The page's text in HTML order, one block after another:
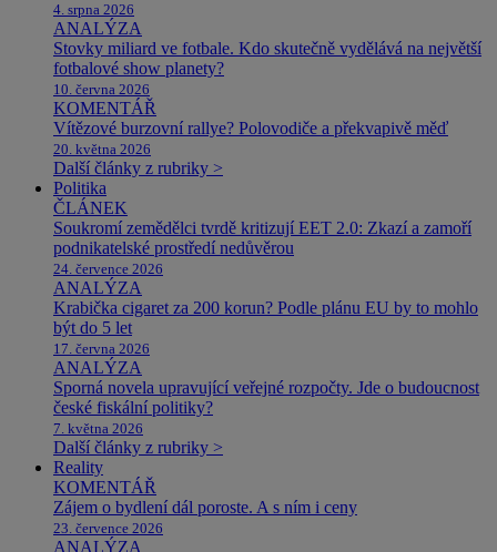
4. srpna 2026
ANALÝZA
Stovky miliard ve fotbale. Kdo skutečně vydělává na největší
fotbalové show planety?
10. června 2026
KOMENTÁŘ
Vítězové burzovní rallye? Polovodiče a překvapivě měď
20. května 2026
Další články z rubriky >
Politika
ČLÁNEK
Soukromí zemědělci tvrdě kritizují EET 2.0: Zkazí a zamoří
podnikatelské prostředí nedůvěrou
24. července 2026
ANALÝZA
Krabička cigaret za 200 korun? Podle plánu EU by to mohlo
být do 5 let
17. června 2026
ANALÝZA
Sporná novela upravující veřejné rozpočty. Jde o budoucnost
české fiskální politiky?
7. května 2026
Další články z rubriky >
Reality
KOMENTÁŘ
Zájem o bydlení dál poroste. A s ním i ceny
23. července 2026
ANALÝZA